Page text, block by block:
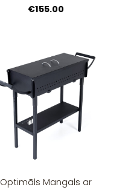
€155.00
Optimāls Mangals ar